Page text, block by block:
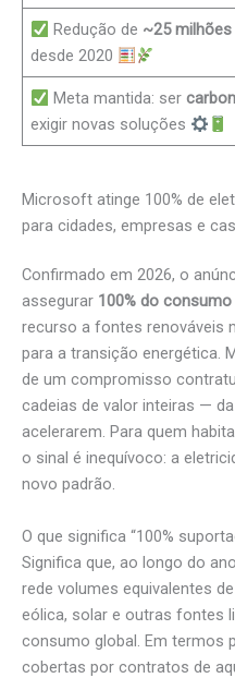
Redução de ~25 milhões
desde 2020
Meta mantida: ser
exigir novas soluções
Microsoft atinge 100% de
para cidades, empresas e
Confirmado em 2026, o
assegurar 100% do
recurso a fontes renováveis
para a transição energética.
de um compromisso
cadeias de valor inteiras —
acelerarem. Para quem
o sinal é inequívoco: a
novo padrão.
O que significa “100%
Significa que, ao longo do
rede volumes equivalentes
eólica, solar e outras fontes
consumo global. Em termos
cobertas por contratos de